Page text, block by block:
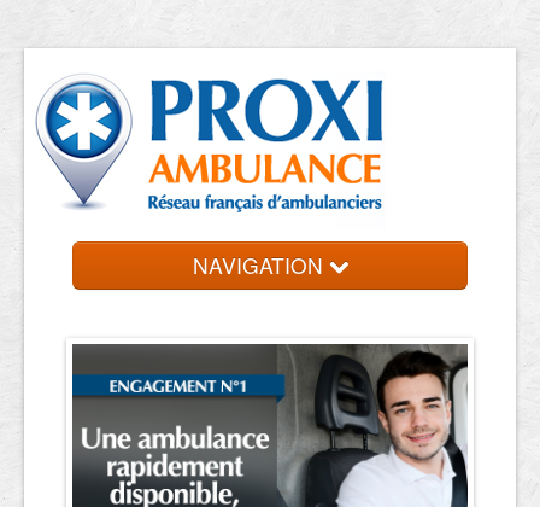
NAVIGATION
Trouvez votre ambulancier